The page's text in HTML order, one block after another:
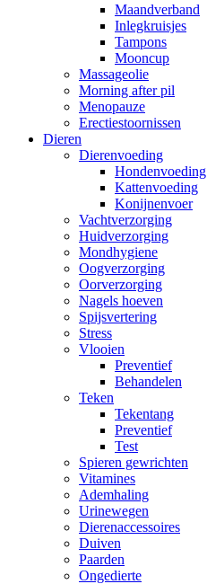
Maandverband
Inlegkruisjes
Tampons
Mooncup
Massageolie
Morning after pil
Menopauze
Erectiestoornissen
Dieren
Dierenvoeding
Hondenvoeding
Kattenvoeding
Konijnenvoer
Vachtverzorging
Huidverzorging
Mondhygiene
Oogverzorging
Oorverzorging
Nagels hoeven
Spijsvertering
Stress
Vlooien
Preventief
Behandelen
Teken
Tekentang
Preventief
Test
Spieren gewrichten
Vitamines
Ademhaling
Urinewegen
Dierenaccessoires
Duiven
Paarden
Ongedierte